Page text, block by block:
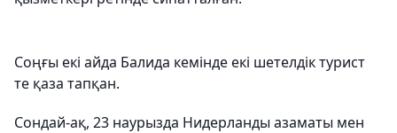
Соңғы екі айда Балида кемінде екі шетелдік турист
те қаза тапқан.
Сондай-ақ, 23 наурызда Нидерланды азаматы мен